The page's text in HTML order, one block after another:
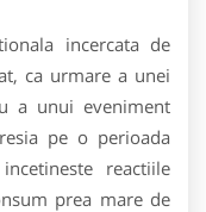
incercata de
ca urmare a unei
a unui eveniment
pe o perioada
reactiile
prea mare de